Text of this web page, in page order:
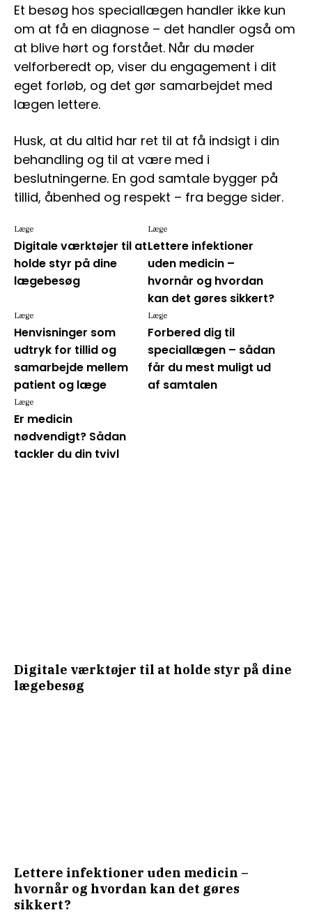
Et besøg hos speciallægen handler ikke kun
om at få en diagnose – det handler også om
at blive hørt og forstået. Når du møder
velforberedt op, viser du engagement i dit
eget forløb, og det gør samarbejdet med
lægen lettere.
Husk, at du altid har ret til at få indsigt i din
behandling og til at være med i
beslutningerne. En god samtale bygger på
tillid, åbenhed og respekt – fra begge sider.
Digitale værktøjer til at
holde styr på dine
lægebesøg
Læge
Lettere infektioner
uden medicin –
hvornår og hvordan
kan det gøres sikkert?
Læge
Henvisninger som
udtryk for tillid og
samarbejde mellem
patient og læge
Læge
Forbered dig til
speciallægen – sådan
får du mest muligt ud
af samtalen
Læge
Er medicin
nødvendigt? Sådan
tackler du din tvivl
Læge
Digitale værktøjer til at holde styr på dine
lægebesøg
Lettere infektioner uden medicin –
hvornår og hvordan kan det gøres
sikkert?